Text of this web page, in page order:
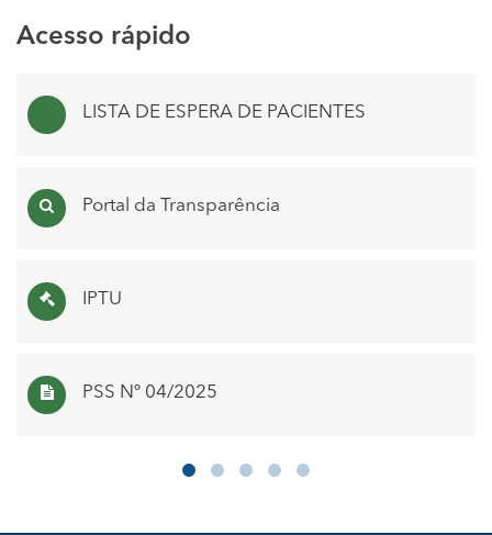
Acesso rápido
LISTA DE ESPERA DE PACIENTES
Portal da Transparência
IPTU
PSS Nº 04/2025